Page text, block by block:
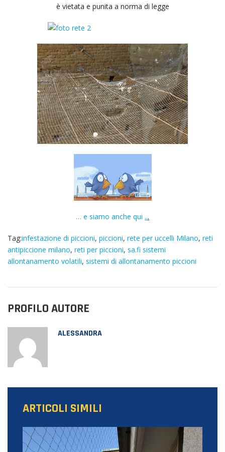
è vietata e punita a norma di legge
… e siamo anche qui ...
Tag:infestazione di piccioni, piccioni, rete per uccelli Milano, reti
antipiccione milano, reti per piccioni, sa.fi sistemi
allontanamento volatili, sistemi di allontanamento piccioni
PROFILO AUTORE
ALESSANDRA
ARTICOLI SIMILI